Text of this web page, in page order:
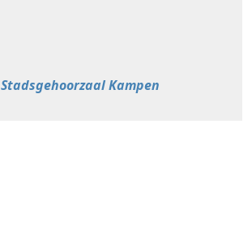
Stadsgehoorzaal Kampen